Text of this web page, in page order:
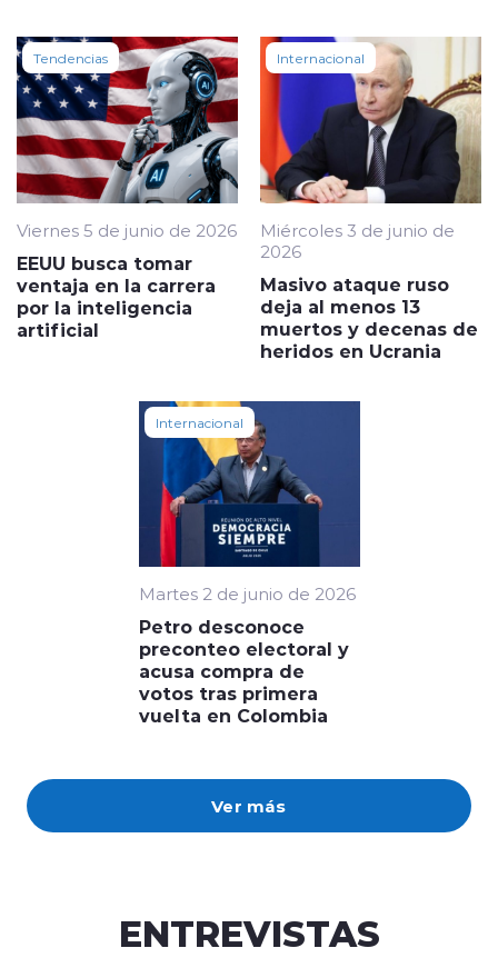
Ver más
Tendencias
Viernes 5 de junio de 2026
EEUU busca tomar
ventaja en la carrera
por la inteligencia
artificial
Internacional
Miércoles 3 de junio de
2026
Masivo ataque ruso
deja al menos 13
muertos y decenas de
heridos en Ucrania
Internacional
Martes 2 de junio de 2026
Petro desconoce
preconteo electoral y
acusa compra de
votos tras primera
vuelta en Colombia
ENTREVISTAS